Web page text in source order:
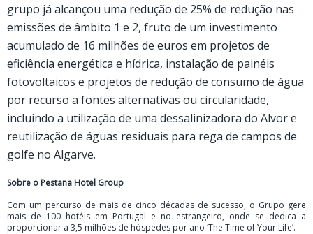
grupo já alcançou uma redução de 25% de redução nas
emissões de âmbito 1 e 2, fruto de um investimento
acumulado de 16 milhões de euros em projetos de
eficiência energética e hídrica, instalação de painéis
fotovoltaicos e projetos de redução de consumo de água
por recurso a fontes alternativas ou circularidade,
incluindo a utilização de uma dessalinizadora do Alvor e
reutilização de águas residuais para rega de campos de
golfe no Algarve.
Sobre o Pestana Hotel Group
Com um percurso de mais de cinco décadas de sucesso, o Grupo gere
mais de 100 hotéis em Portugal e no estrangeiro, onde se dedica a
proporcionar a 3,5 milhões de hóspedes por ano ‘The Time of Your Life’.